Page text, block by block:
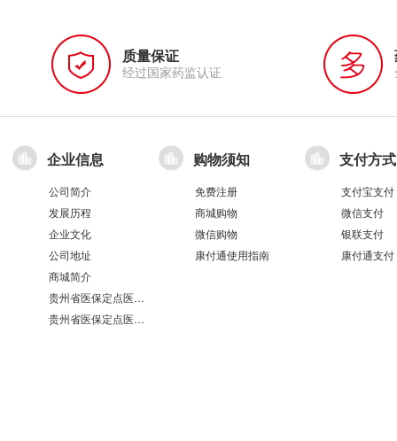
质量保证
经过国家药监认证
企业信息
公司简介
发展历程
企业文化
公司地址
商城简介
贵州省医保定点医疗机构医保服务情况表（第551分店）
贵州省医保定点医疗机构医保服务情况表（第100分店）
购物须知
免费注册
商城购物
微信购物
康付通使用指南
支付方式
支付宝支付
微信支付
银联支付
康付通支付